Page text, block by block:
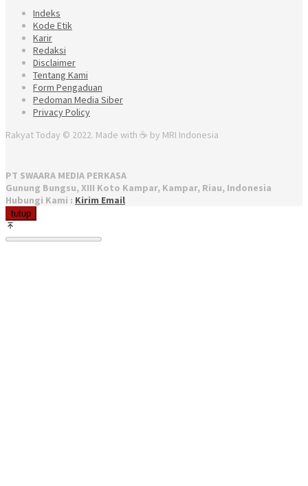
Indeks
Kode Etik
Karir
Redaksi
Disclaimer
Tentang Kami
Form Pengaduan
Pedoman Media Siber
Privacy Policy
Rakyat Today © 2022. Made with ☕ by MRI Indonesia
PT SWAARA MEDIA PERKASA
Gunung Bungsu, XIII Koto Kampar, Kampar, Riau, Indonesia
Hubungi Kami : Kirim Email
tutup